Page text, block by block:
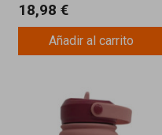
18,98 €
Añadir al carrito